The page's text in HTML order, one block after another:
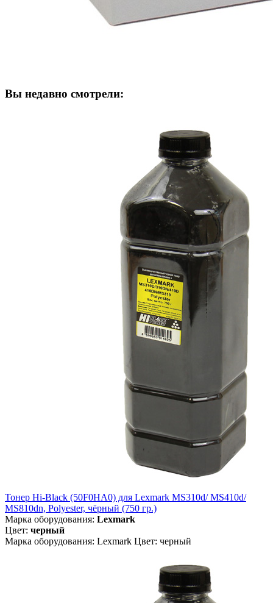
Вы недавно смотрели:
Тонер Hi-Black (50F0HA0) для Lexmark MS310d/ MS410d/
MS810dn, Polyester, чёрный (750 гр.)
Марка оборудования: Lexmark
Цвет: черный
Марка оборудования: Lexmark Цвет: черный